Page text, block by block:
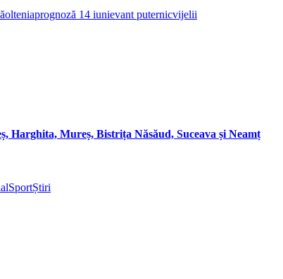
olteniaprognoză 14 iunievant puternicvijelii
Harghita, Mureș, Bistrița Năsăud, Suceava și Neamț
SportȘtiri